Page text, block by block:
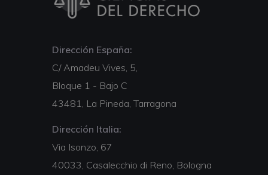
Dirección España:
C/ Amadeu Vives, 5,
Bloque 1 - Bajo C
43481, La Pineda, Tarragona
Dirección Italia:
Via Isonzo, 67
40033, Casalecchio di Reno, Bologna